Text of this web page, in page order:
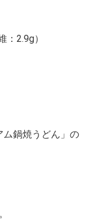
2.9g）
鍋焼うどん」の